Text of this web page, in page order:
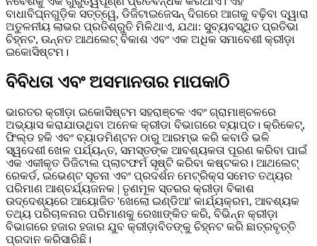
ବାଧାବିଘ୍ନଗୁଡ଼ିକ ସତ୍ତ୍ୱେ, ଡିଜିଟାଇଜେସନ୍ ଦିଗରେ ଆଗକୁ ବଢ଼ିବା ଦ୍ୱାରା
ଅତୁଳନୀୟ ଲାଭର ପ୍ରତିଶ୍ରୁତି ମିଳିଥାଏ, ଯଥା: ସୁବ୍ୟବସ୍ଥିତ ପ୍ରତିଭା
ଚିହ୍ନଟ, ଉନ୍ନତ ଆଥଲେଟ୍ ବିକାଶ ଏବଂ ଏକ ଅଧିକ ସମାବେଶୀ କ୍ରୀଡ଼ା
ଇକୋସିଷ୍ଟମ।
ବିବିଧତା ଏବଂ ଅସମାନତାର ମାପକାଠି
ଭାରତର କ୍ରୀଡ଼ା ଇକୋସିଷ୍ଟମ ସହରାଞ୍ଚଳ ଏବଂ ଗ୍ରାମାଞ୍ଚଳରେ
ଅଭ୍ୟାସ କରାଯାଉଥିବା ଅନେକ କ୍ରୀଡା ବିଭାଗରେ ବ୍ୟାପ୍ତ। କ୍ରିକେଟ୍,
ଫିଲ୍ଡ ହକି ଏବଂ ବ୍ୟାଡମିଣ୍ଟନ ଠାରୁ ଆରମ୍ଭ କରି କବାଡି ଭଳି
ସ୍ୱଦେଶୀ ଖେଳ ପର୍ଯ୍ୟନ୍ତ, ସମସ୍ତଙ୍କ ଆବଶ୍ୟକତା ପୂରଣ କରିବା ପାଇଁ
ଏକ ଏକୀକୃତ ଡିଜିଟାଲ ପ୍ଲାଟଫର୍ମ ସୃଷ୍ଟି କରିବା କଷ୍ଟକର। ଆଥଲେଟ୍
ରେକର୍ଡ, ଇଭେଣ୍ଟ ସୂଚନା ଏବଂ ପ୍ରଦର୍ଶନ ମେଟ୍ରିକ୍ସ ସମେତ ତଥ୍ୟର
ପରିମାଣ ଆଶ୍ଚର୍ଯ୍ୟଜନକ | ତୃଣମୂଳ ସ୍ତରର କ୍ରୀଡ଼ା ବିକାଶ
ଉଦ୍ଦେଶ୍ୟରେ ଆୟୋଜିତ 'ଖେଲୋ ଇଣ୍ଡିଆ' କାର୍ଯ୍ୟକ୍ରମ, ଆବଶ୍ୟକ
ତଥ୍ୟ ପରିଚାଳନାର ପରିମାଣକୁ ରେଖାଙ୍କିତ କରି, ବିଭିନ୍ନ କ୍ରୀଡ଼ା
ବିଭାଗରେ ହଜାର ହଜାର ଯୁବ କ୍ରୀଡ଼ାବିତଙ୍କୁ ଚିହ୍ନଟ କରି ଛାତ୍ରବୃତ୍ତି
ପ୍ରଦାନ କରିସାରିଛି।